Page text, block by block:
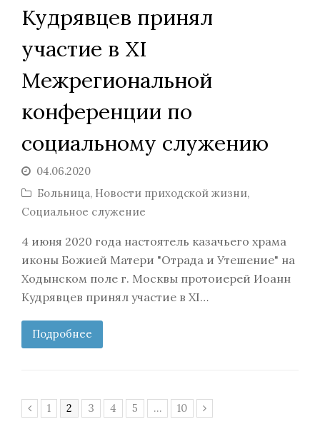
Кудрявцев принял
участие в XI
Межрегиональной
конференции по
социальному служению
04.06.2020
Больница, Новости приходской жизни,
Социальное служение
4 июня 2020 года настоятель казачьего храма
иконы Божией Матери "Отрада и Утешение" на
Ходынском поле г. Москвы протоиерей Иоанн
Кудрявцев принял участие в XI…
Подробнее
Предыдущий
Page
1 Page
2 Page
3 Page
4 Page
5 … Page
10 Следующий